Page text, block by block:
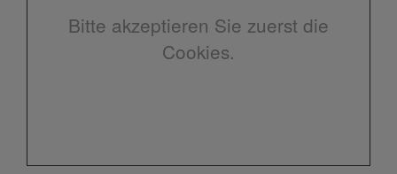
Bitte akzeptieren Sie zuerst die
Cookies.